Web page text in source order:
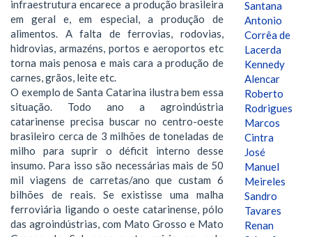
infraestrutura encarece a produção brasileira
em geral e, em especial, a produção de
alimentos. A falta de ferrovias, rodovias,
hidrovias, armazéns, portos e aeroportos etc
torna mais penosa e mais cara a produção de
carnes, grãos, leite etc.
O exemplo de Santa Catarina ilustra bem essa
situação. Todo ano a agroindústria
catarinense precisa buscar no centro-oeste
brasileiro cerca de 3 milhões de toneladas de
milho para suprir o déficit interno desse
insumo. Para isso são necessárias mais de 50
mil viagens de carretas/ano que custam 6
bilhões de reais. Se existisse uma malha
ferroviária ligando o oeste catarinense, pólo
das agroindústrias, com Mato Grosso e Mato
Santana
Antonio
Corrêa de
Lacerda
Kennedy
Alencar
Roberto
Rodrigues
Marcos
Cintra
José
Manuel
Meireles
Sandro
Tavares
Renan